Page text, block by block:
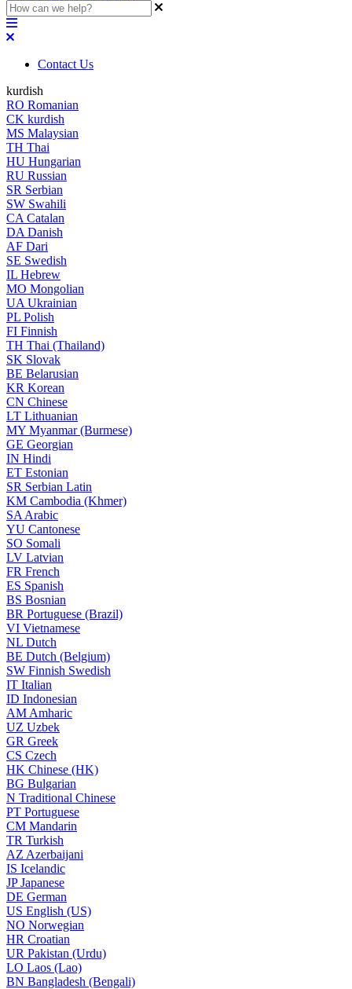
Contact Us
kurdish
RO Romanian
CK kurdish
MS Malaysian
TH Thai
HU Hungarian
RU Russian
SR Serbian
SW Swahili
CA Catalan
DA Danish
AF Dari
SE Swedish
IL Hebrew
MO Mongolian
UA Ukrainian
PL Polish
FI Finnish
TH Thai (Thailand)
SK Slovak
BE Belarusian
KR Korean
CN Chinese
LT Lithuanian
MY Myanmar (Burmese)
GE Georgian
IN Hindi
ET Estonian
SR Serbian Latin
KM Cambodia (Khmer)
SA Arabic
YU Cantonese
SO Somali
LV Latvian
FR French
ES Spanish
BS Bosnian
BR Portuguese (Brazil)
VI Vietnamese
NL Dutch
BE Dutch (Belgium)
SW Finnish Swedish
IT Italian
ID Indonesian
AM Amharic
UZ Uzbek
GR Greek
CS Czech
HK Chinese (HK)
BG Bulgarian
N Traditional Chinese
PT Portuguese
CM Mandarin
TR Turkish
AZ Azerbaijani
IS Icelandic
JPJapanese
DE German
US English (US)
NO Norwegian
HR Croatian
UR Pakistan (Urdu)
LO Laos (Lao)
BN Bangladesh (Bengali)